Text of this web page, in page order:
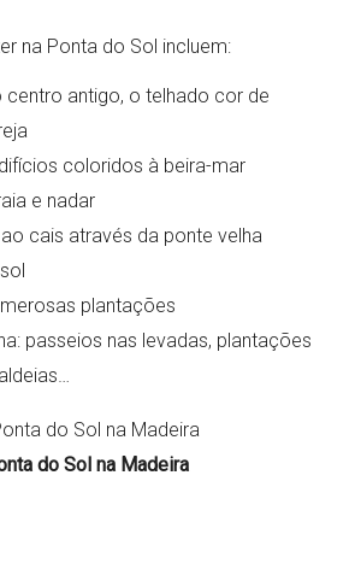
na Ponta do Sol incluem:
centro antigo, o telhado cor de
coloridos à beira-mar
e nadar
cais através da ponte velha
plantações
passeios nas levadas, plantações
do Sol na Madeira